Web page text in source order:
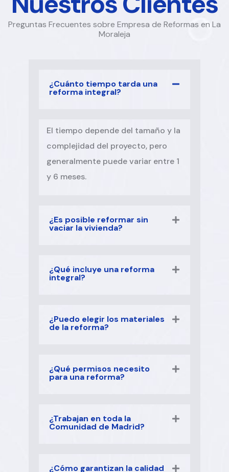
Preguntas Frecuentes sobre Empresa de Reformas en La
Moraleja
¿Cuánto tiempo tarda una
reforma integral?
El tiempo depende del tamaño y la
complejidad del proyecto, pero
generalmente puede variar entre 1
y 6 meses.
¿Es posible reformar sin
vaciar la vivienda?
¿Qué incluye una reforma
integral?
¿Puedo elegir los materiales
de la reforma?
¿Qué permisos necesito
para una reforma?
¿Trabajan en toda la
Comunidad de Madrid?
¿Cómo garantizan la calidad